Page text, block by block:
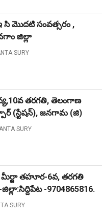
సి మొదటి సంవత్సరం ,
జిల్లా
SURY
తరగతి, తెలంగాణ
(స్టేషన్), జనగామ (జి)
SURY
తహూర-6వ, తరగతి
-9704865816.
SURY